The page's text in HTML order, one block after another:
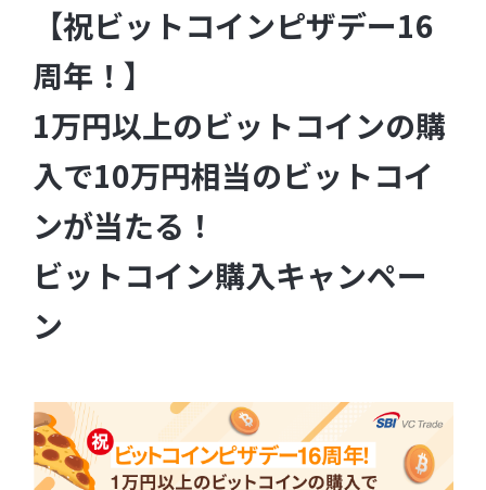
【祝ビットコインピザデー16
周年！】
1万円以上のビットコインの購
入で10万円相当のビットコイ
ンが当たる！
ビットコイン購入キャンペー
ン